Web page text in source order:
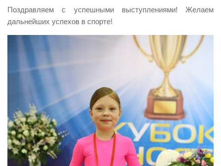
Поздравляем с успешными выступлениями! Желаем
дальнейших успехов в спорте!